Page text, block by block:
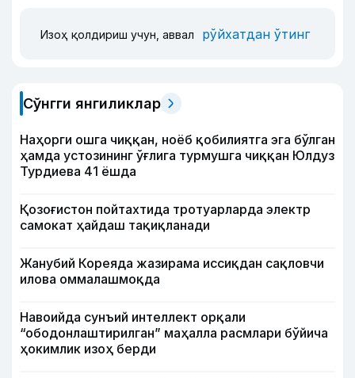
Изоҳ қолдириш учун, аввал рўйхатдан ўтинг
Сўнгги янгиликлар
Наҳорги ошга чиққан, ноёб қобилиятга эга бўлган
ҳамда устозининг ўғлига турмушга чиққан Юлдуз
Турдиева 41 ёшда
Қозоғистон пойтахтида тротуарларда электр
самокат ҳайдаш тақиқланади
Жанубий Кореяда жазирама иссиқдан сақловчи
илова оммалашмоқда
Навоийда сунъий интеллект орқали
“ободонлаштирилган” маҳалла расмлари бўйича
ҳокимлик изоҳ берди